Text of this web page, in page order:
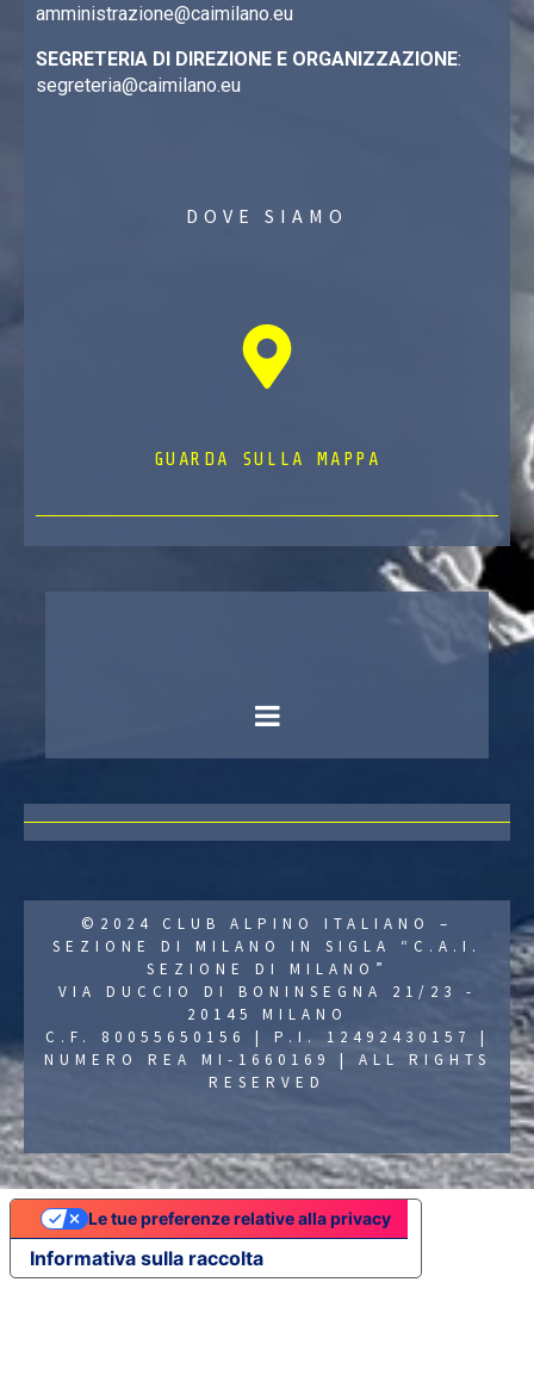
amministrazione@caimilano.eu
SEGRETERIA DI DIREZIONE E ORGANIZZAZIONE:
segreteria@caimilano.eu
DOVE SIAMO
GUARDA SULLA MAPPA
©2024 CLUB ALPINO ITALIANO –
SEZIONE DI MILANO IN SIGLA “C.A.I.
SEZIONE DI MILANO”
VIA DUCCIO DI BONINSEGNA 21/23 -
20145 MILANO
C.F. 80055650156 | P.I. 12492430157 |
NUMERO REA MI-1660169 | ALL RIGHTS
RESERVED
Informativa sulla raccolta
Le tue preferenze relative alla privacy